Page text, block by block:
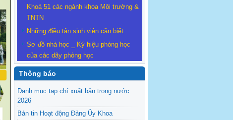
Khoá 51 các ngành khoa Môi trường &
TNTN
Những điều tân sinh viên cần biết
Sơ đồ nhà học _ Ký hiệu phòng học
của các dãy phòng học
Thông báo
Danh mục tạp chí xuất bản trong nước
2026
Bản tin Hoạt động Đảng Ủy Khoa